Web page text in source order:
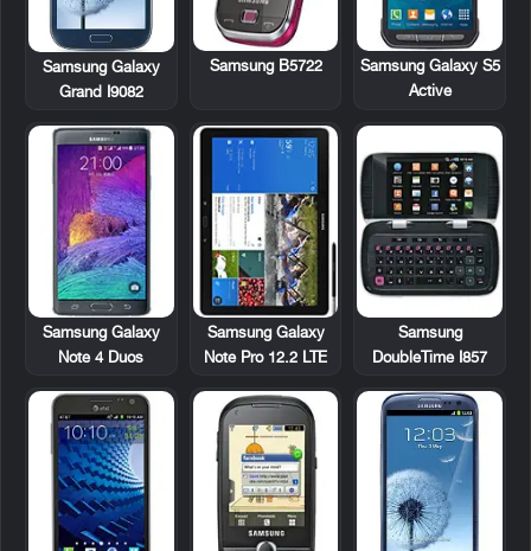
Samsung Galaxy S5
Active
Samsung B5722
Samsung Galaxy
Grand I9082
Samsung
DoubleTime I857
Samsung Galaxy
Note Pro 12.2 LTE
Samsung Galaxy
Note 4 Duos